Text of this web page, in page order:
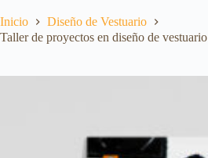
Inicio
Diseño de Vestuario
Taller de proyectos en diseño de vestuario